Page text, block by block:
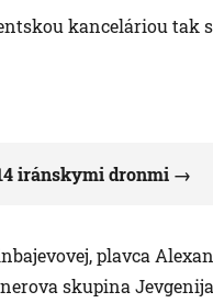
kanceláriou tak
iránskymi dronmi
plavca
skupina